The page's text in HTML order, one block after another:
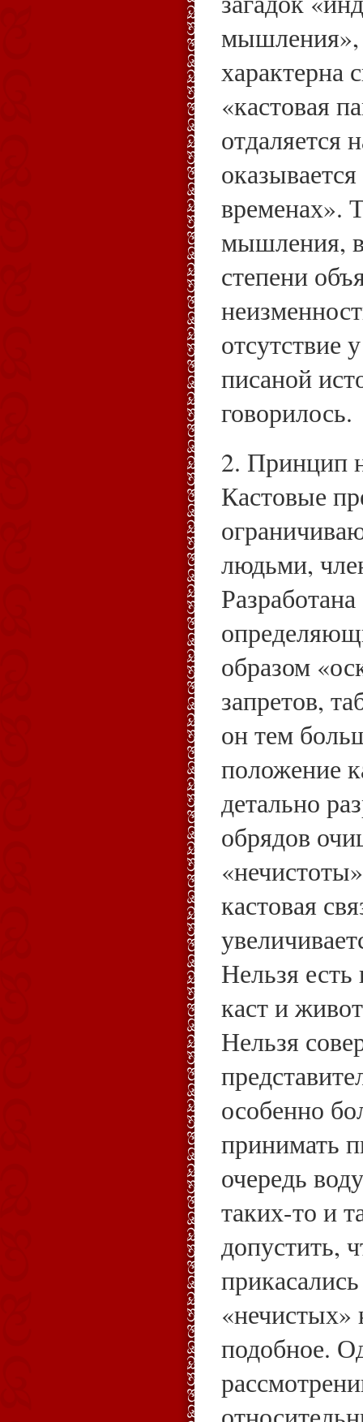
мышления»,
характерна
«кастовая
отдаляется
временах».
мышления,
степени
отсутствие
писаной
говорилось.
2. Принцип
Кастовые
людьми,
образом
запретов,
он тем
положение
детально
обрядов
кастовая
Нельзя есть
каст и
Нельзя
особенно
принимать
очередь
таких-то и
допустить,
«нечистых»
подобное.